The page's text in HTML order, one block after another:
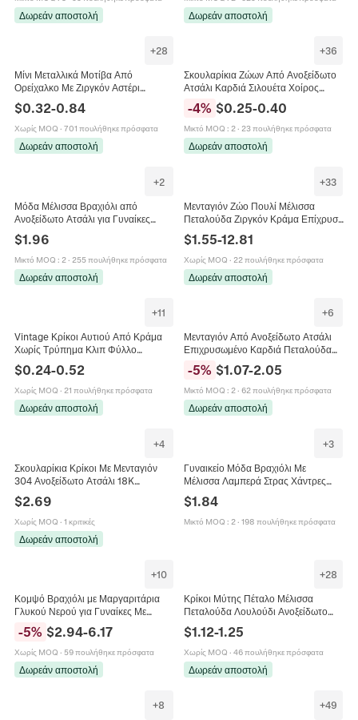
Δωρεάν αποστολή Δωρεάν αποστολή
+28
Μίνι Μεταλλικά Μοτίβα Από
Ορείχαλκο Με Ζιργκόν Αστέρι
Φεγγάρι Σταυρός Καρδιά Κλειδί
Πλανήτης DIY Κοσμήματα
$0.32-0.84
Χωρίς MOQ · 701 πουλήθηκε πρόσφατα
Δωρεάν αποστολή
+36
Σκουλαρίκια Ζώων Από Ανοξείδωτο
Ατσάλι Καρδιά Σιλουέτα Χοίρος
Καρχαρίας Δεινόσαυρος Χελώνα
Μέλισσα Ελάφι Σκύλος Κοσμήματα
-4% $0.25-0.40
Μικτό MOQ : 2· 23 πουλήθηκε πρόσφατα
Δωρεάν αποστολή
+2
Μόδα Μέλισσα Βραχιόλι από
Ανοξείδωτο Ατσάλι για Γυναίκες
Κράμα Τεχνητό Μαργαριτάρι
Μενταγιόν Μέλισσα Στρας Κόσμημα
Δώρο
$1.96
Μικτό MOQ : 2· 255 πουλήθηκε πρόσφατα
Δωρεάν αποστολή
+33
Μενταγιόν Ζώο Πουλί Μέλισσα
Πεταλούδα Ζιργκόν Κράμα Επίχρυσο
DIY Κατασκευή Κοσμημάτων
Εξαιρετικό Αξεσουάρ
$1.55-12.81
Χωρίς MOQ · 22 πουλήθηκε πρόσφατα
Δωρεάν αποστολή
+11
Vintage Κρίκοι Αυτιού Από Κράμα
Χωρίς Τρύπημα Κλιπ Φύλλο
Μέλισσα Νεκροκεφαλή Κοσμήματα
Για Γυναίκες
$0.24-0.52
Χωρίς MOQ · 21 πουλήθηκε πρόσφατα
Δωρεάν αποστολή
+6
Μενταγιόν Από Ανοξείδωτο Ατσάλι
Επιχρυσωμένο Καρδιά Πεταλούδα
Λουλούδι Φεγγάρι Μέλισσα Κοχύλι
Για Κατασκευή Κοσμημάτων DIY
-5% $1.07-2.05
Μικτό MOQ : 2· 62 πουλήθηκε πρόσφατα
Δωρεάν αποστολή
+4
Σκουλαρίκια Κρίκοι Με Μενταγιόν
304 Ανοξείδωτο Ατσάλι 18K
Καρδιά Μέλισσα Vintage Μόδα Για
Γυναίκες
$2.69
Χωρίς MOQ · 1 κριτικές
Δωρεάν αποστολή
+3
Γυναικείο Μόδα Βραχιόλι Με
Μέλισσα Λαμπερά Στρας Χάντρες
Κόσμημα Κομψό Βραχιόλι
$1.84
Μικτό MOQ : 2· 198 πουλήθηκε πρόσφατα
+10
Κομψό Βραχιόλι με Μαργαριτάρια
Γλυκού Νερού για Γυναίκες Με
Μενταγιόν Κοχύλι Μέλισσα
Αρκουδάκι Καρδιά Ρυθμιζόμενο
Βραχιόλι
-5% $2.94-6.17
Χωρίς MOQ · 59 πουλήθηκε πρόσφατα
Δωρεάν αποστολή
+28
Κρίκοι Μύτης Πέταλο Μέλισσα
Πεταλούδα Λουλούδι Ανοξείδωτο
Ατσάλι 316L Χαλκός Ζιργκόν
Κοσμήματα Πίρσινγκ Διαφράγματος
$1.12-1.25
Χωρίς MOQ · 46 πουλήθηκε πρόσφατα
Δωρεάν αποστολή
+8 +49